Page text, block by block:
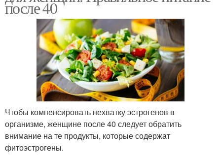
после 40
Чтобы компенсировать нехватку эстрогенов в
организме, женщине после 40 следует обратить
внимание на те продукты, которые содержат
фитоэстрогены.